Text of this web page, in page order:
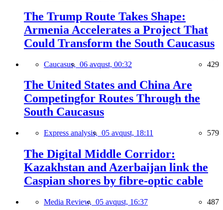
The Trump Route Takes Shape:
Armenia Accelerates a Project That
Could Transform the South Caucasus
Caucasus, 06 avqust, 00:32 429
The United States and China Are
Competingfor Routes Through the
South Caucasus
Express analysis, 05 avqust, 18:11 579
The Digital Middle Corridor:
Kazakhstan and Azerbaijan link the
Caspian shores by fibre-optic cable
Media Review, 05 avqust, 16:37 487